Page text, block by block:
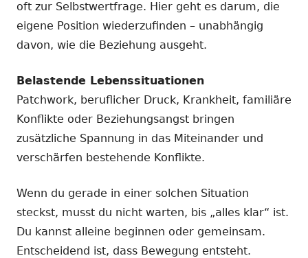
oft zur Selbstwertfrage. Hier geht es darum, die
eigene Position wiederzufinden – unabhängig
davon, wie die Beziehung ausgeht.
Belastende Lebenssituationen
Patchwork, beruflicher Druck, Krankheit, familiäre
Konflikte oder Beziehungsangst bringen
zusätzliche Spannung in das Miteinander und
verschärfen bestehende Konflikte.
Wenn du gerade in einer solchen Situation
steckst, musst du nicht warten, bis „alles klar“ ist.
Du kannst alleine beginnen oder gemeinsam.
Entscheidend ist, dass Bewegung entsteht.